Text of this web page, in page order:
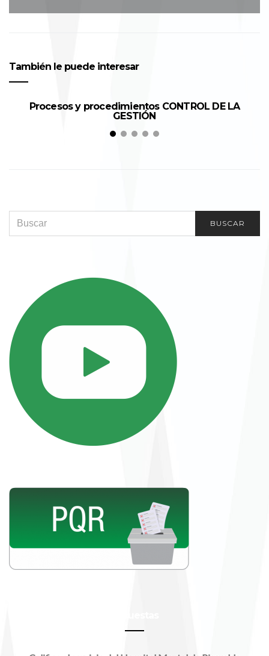
También le puede interesar
Procesos y procedimientos CONTROL DE LA
GESTIÓN
BUSCAR